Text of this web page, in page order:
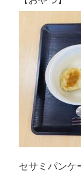
セサミパンケ